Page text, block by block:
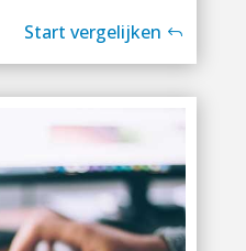
Start vergelijken